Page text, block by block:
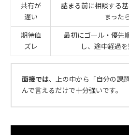
共有が
遅い
詰まる前に相談する
まった
期待値
ズレ
最初にゴール・優先
し、途中経過
面接では、上の中から「自分の課
んで言えるだけで十分強いです。